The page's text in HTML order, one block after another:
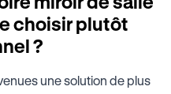
choisir plutôt
?
une solution de plus